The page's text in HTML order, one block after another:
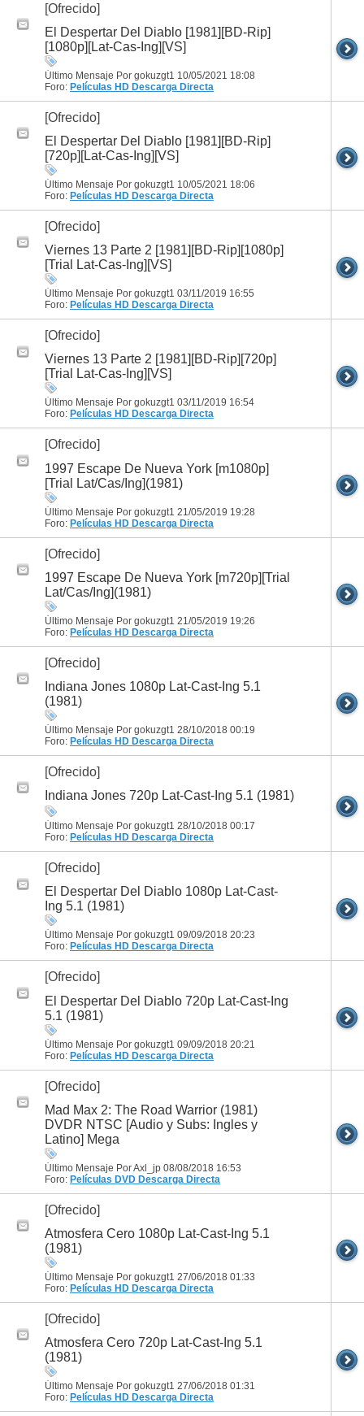
[Ofrecido]
El Despertar Del Diablo [1981][BD-Rip]
[1080p][Lat-Cas-Ing][VS]
Último Mensaje Por gokuzgt1 10/05/2021 18:08
Foro: Películas HD Descarga Directa
[Ofrecido]
El Despertar Del Diablo [1981][BD-Rip]
[720p][Lat-Cas-Ing][VS]
Último Mensaje Por gokuzgt1 10/05/2021 18:06
Foro: Películas HD Descarga Directa
[Ofrecido]
Viernes 13 Parte 2 [1981][BD-Rip][1080p]
[Trial Lat-Cas-Ing][VS]
Último Mensaje Por gokuzgt1 03/11/2019 16:55
Foro: Películas HD Descarga Directa
[Ofrecido]
Viernes 13 Parte 2 [1981][BD-Rip][720p]
[Trial Lat-Cas-Ing][VS]
Último Mensaje Por gokuzgt1 03/11/2019 16:54
Foro: Películas HD Descarga Directa
[Ofrecido]
1997 Escape De Nueva York [m1080p]
[Trial Lat/Cas/Ing](1981)
Último Mensaje Por gokuzgt1 21/05/2019 19:28
Foro: Películas HD Descarga Directa
[Ofrecido]
1997 Escape De Nueva York [m720p][Trial
Lat/Cas/Ing](1981)
Último Mensaje Por gokuzgt1 21/05/2019 19:26
Foro: Películas HD Descarga Directa
[Ofrecido]
Indiana Jones 1080p Lat-Cast-Ing 5.1
(1981)
Último Mensaje Por gokuzgt1 28/10/2018 00:19
Foro: Películas HD Descarga Directa
[Ofrecido]
Indiana Jones 720p Lat-Cast-Ing 5.1 (1981)
Último Mensaje Por gokuzgt1 28/10/2018 00:17
Foro: Películas HD Descarga Directa
[Ofrecido]
El Despertar Del Diablo 1080p Lat-Cast-
Ing 5.1 (1981)
Último Mensaje Por gokuzgt1 09/09/2018 20:23
Foro: Películas HD Descarga Directa
[Ofrecido]
El Despertar Del Diablo 720p Lat-Cast-Ing
5.1 (1981)
Último Mensaje Por gokuzgt1 09/09/2018 20:21
Foro: Películas HD Descarga Directa
[Ofrecido]
Mad Max 2: The Road Warrior (1981)
DVDR NTSC [Audio y Subs: Ingles y
Latino] Mega
Último Mensaje Por Axl_jp 08/08/2018 16:53
Foro: Películas DVD Descarga Directa
[Ofrecido]
Atmosfera Cero 1080p Lat-Cast-Ing 5.1
(1981)
Último Mensaje Por gokuzgt1 27/06/2018 01:33
Foro: Películas HD Descarga Directa
[Ofrecido]
Atmosfera Cero 720p Lat-Cast-Ing 5.1
(1981)
Último Mensaje Por gokuzgt1 27/06/2018 01:31
Foro: Películas HD Descarga Directa